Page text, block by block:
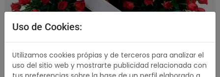
Uso de Cookies:
Utilizamos cookies própias y de terceros para analizar el
uso del sitio web y mostrarte publicidad relacionada con